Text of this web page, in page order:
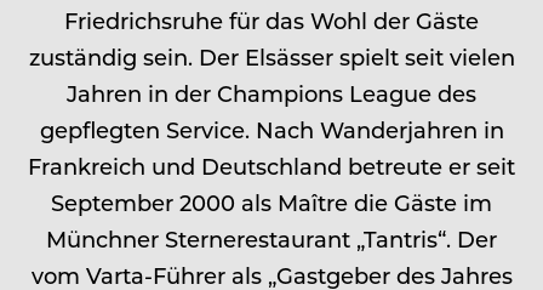
Friedrichsruhe für das Wohl der Gäste
zuständig sein. Der Elsässer spielt seit vielen
Jahren in der Champions League des
gepflegten Service. Nach Wanderjahren in
Frankreich und Deutschland betreute er seit
September 2000 als Maître die Gäste im
Münchner Sternerestaurant „Tantris“. Der
vom Varta-Führer als „Gastgeber des Jahres